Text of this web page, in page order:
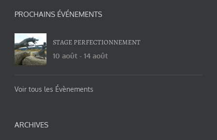
PROCHAINS ÉVÉNEMENTS
STAGE PERFECTIONNEMENT
10 août - 14 août
Voir tous les Évènements
ARCHIVES